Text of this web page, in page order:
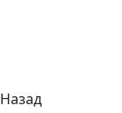
Назад